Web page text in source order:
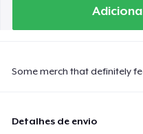
Some merch that definitely
Detalhes de envio